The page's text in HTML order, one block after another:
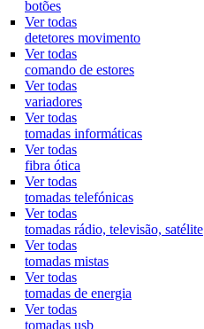
botões
Ver todas
detetores movimento
Ver todas
comando de estores
Ver todas
variadores
Ver todas
tomadas informáticas
Ver todas
fibra ótica
Ver todas
tomadas telefónicas
Ver todas
tomadas rádio, televisão, satélite
Ver todas
tomadas mistas
Ver todas
tomadas de energia
Ver todas
tomadas usb